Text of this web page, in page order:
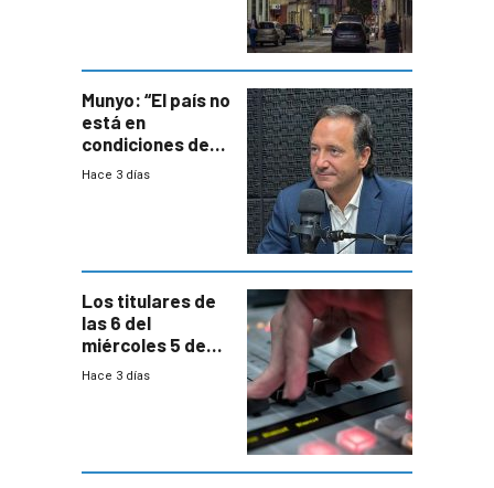
Munyo: “El país no
está en
condiciones de
enfrentar una
Hace 3 días
Los titulares de
las 6 del
miércoles 5 de
agosto de 2026
Hace 3 días